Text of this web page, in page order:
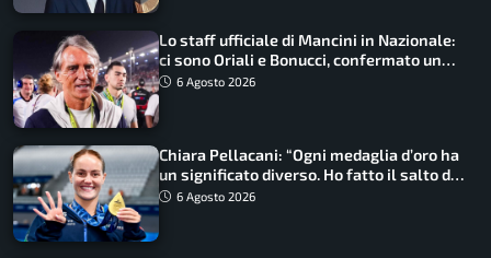
Lo staff ufficiale di Mancini in Nazionale:
ci sono Oriali e Bonucci, confermato un
ritorno
6 Agosto 2026
Chiara Pellacani: “Ogni medaglia d’oro ha
un significato diverso. Ho fatto il salto di
qualità”
6 Agosto 2026